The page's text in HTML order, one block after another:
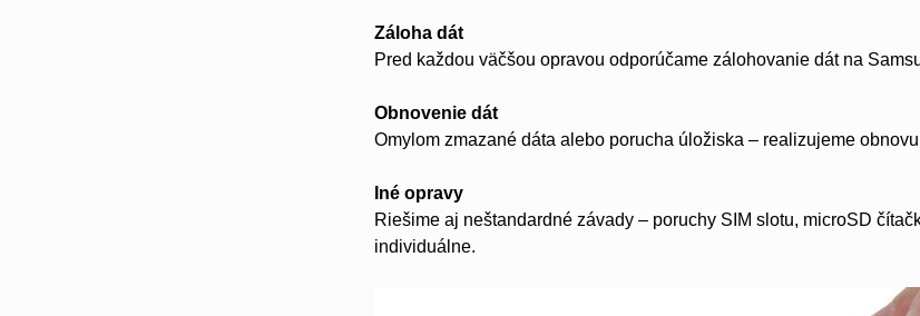
Záloha dát
Pred každou väčšou opravou odporúčame zálohovanie dát na
Obnovenie dát
Omylom zmazané dáta alebo porucha úložiska – realizujeme
Iné opravy
Riešime aj neštandardné závady – poruchy SIM slotu, microSD
individuálne.